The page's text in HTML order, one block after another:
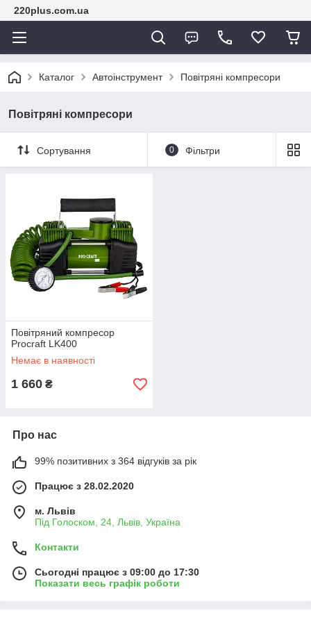
220plus.com.ua
Каталог Автоінструмент Повітряні компресори
Повітряні компресори
Сортування 0 Фільтри
Повітряний компресор
Procraft LK400
Немає в наявності
1 660 ₴
Про нас
99% позитивних з 364 відгуків за рік
Працює з 28.02.2020
м. Львів
Під Голоском, 24, Львів, Україна
Контакти
Сьогодні працює з 09:00 до 17:30
Показати весь графік роботи